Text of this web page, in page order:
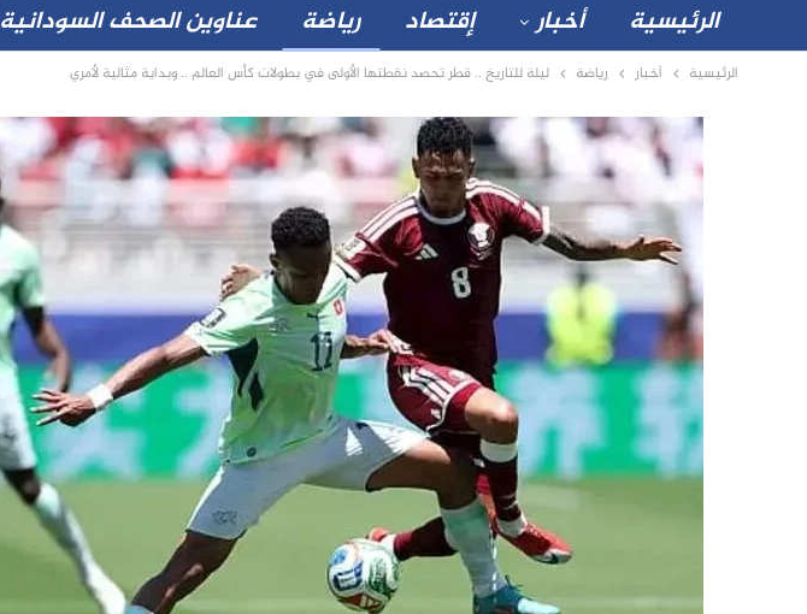
الرئيسية أخبار إقتصاد رياضة عناوين الصحف السودانية
الرئيسية أخبار رياضة ليلة للتاريخ .. قطر تحصد نقطتها الأولى في بطولات كأس العالم .. وبداية مثالية لأمري